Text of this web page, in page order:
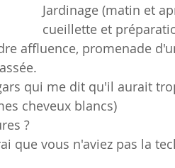
Jardinage (matin et
cueillette et
affluence, promenade
qui me dit qu'il aurait
cheveux blancs)
?
que vous n'aviez pas la